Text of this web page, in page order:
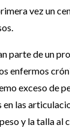
vez un
parte de un
enfermos
exceso de
las
y la talla